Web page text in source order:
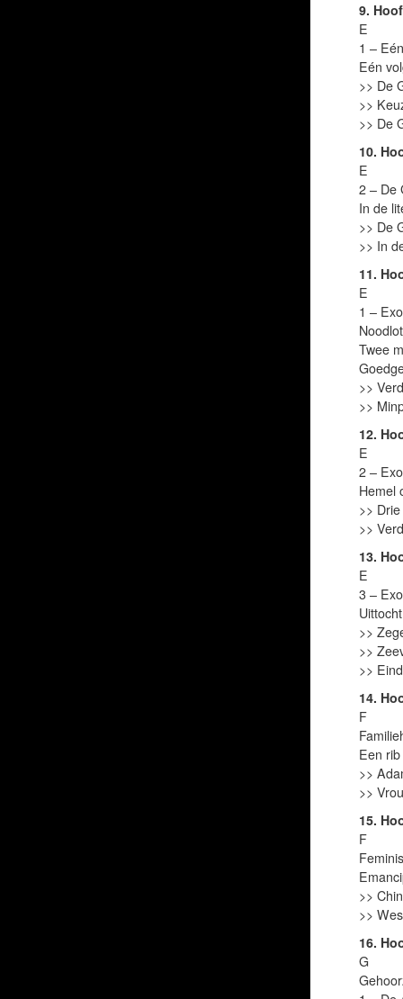
9.
E
1 –
Eén
>> De
>>
>> De
10.
E
2 – De
In de
>> De
>> In
11.
E
1 –
Twee
>>
>>
12.
E
2 –
Hemel
>>
>>
13.
E
3 –
Uittocht
>>
>>
>>
14.
F
Een
>>
>>
15.
F
>>
>>
16.
G